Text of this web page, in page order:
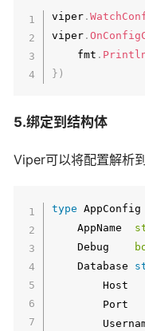
viper .
viper .
    fmt
.
} )
5.绑定到结构体
Viper可以将配置解析
type AppConfig
    AppName
    Debug
    Database